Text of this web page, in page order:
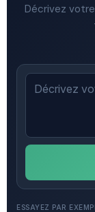
Décrivez
ESSAYEZ PAR